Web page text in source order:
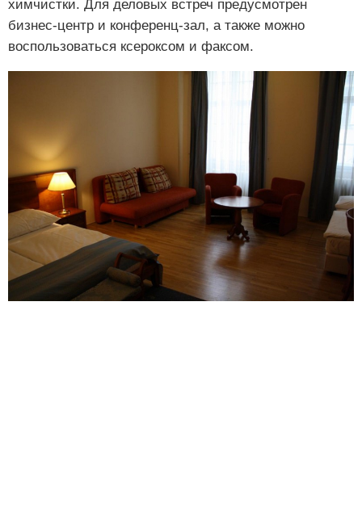
химчистки. Для деловых встреч предусмотрен
бизнес-центр и конференц-зал, а также можно
воспользоваться ксероксом и факсом.